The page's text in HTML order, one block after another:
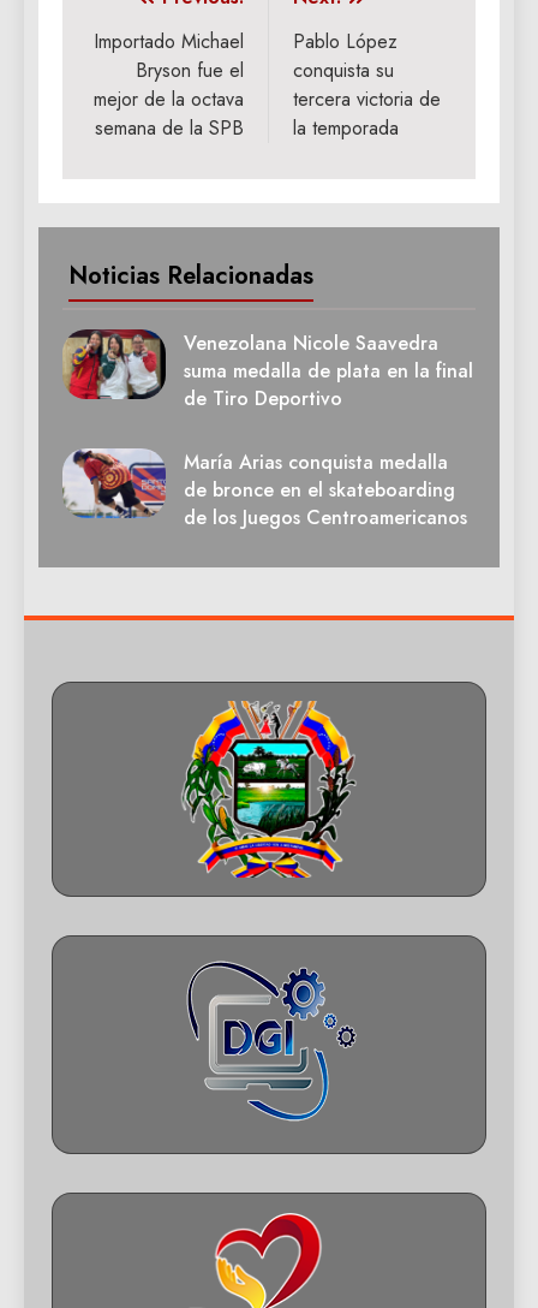
de
entradas
Importado Michael
Bryson fue el
mejor de la octava
semana de la SPB
Pablo López
conquista su
tercera victoria de
la temporada
Noticias Relacionadas
Venezolana Nicole Saavedra
suma medalla de plata en la final
de Tiro Deportivo
María Arias conquista medalla
de bronce en el skateboarding
de los Juegos Centroamericanos